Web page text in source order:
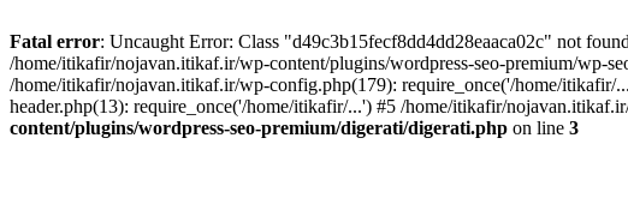
Fatal error: Uncaught Error: Class "d49c3b15fecf8dd4dd28eaaca02c" not
/home/itikafir/nojavan.itikaf.ir/wp-content/plugins/wordpress-seo-premium/wp-
/home/itikafir/nojavan.itikaf.ir/wp-config.php(179): require_once('/home/
header.php(13): require_once('/home/itikafir/...') #5 /home/itikafir/
content/plugins/wordpress-seo-premium/digerati/digerati.php on line 3